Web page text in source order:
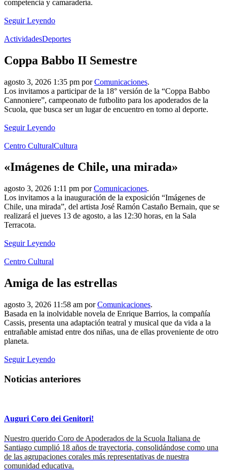
competencia y camaradería.
Seguir Leyendo
ActividadesDeportes
Coppa Babbo II Semestre
agosto 3, 2026 1:35 pm porComunicaciones.
Los invitamos a participar de la 18° versión de la “Coppa Babbo
Cannoniere”, campeonato de futbolito para los apoderados de la
Scuola, que busca ser un lugar de encuentro en torno al deporte.
Seguir Leyendo
Centro CulturalCultura
«Imágenes de Chile, una mirada»
agosto 3, 2026 1:11 pm porComunicaciones.
Los invitamos a la inauguración de la exposición “Imágenes de
Chile, una mirada”, del artista José Ramón Castaño Bernain, que se
realizará el jueves 13 de agosto, a las 12:30 horas, en la Sala
Terracota.
Seguir Leyendo
Centro Cultural
Amiga de las estrellas
agosto 3, 2026 11:58 am porComunicaciones.
Basada en la inolvidable novela de Enrique Barrios, la compañía
Cassis, presenta una adaptación teatral y musical que da vida a la
entrañable amistad entre dos niñas, una de ellas proveniente de otro
planeta.
Seguir Leyendo
Noticias anteriores
Auguri Coro dei Genitori!
Nuestro querido Coro de Apoderados de la Scuola Italiana de
Santiago cumplió 18 años de trayectoria, consolidándose como una
de las agrupaciones corales más representativas de nuestra
comunidad educativa.